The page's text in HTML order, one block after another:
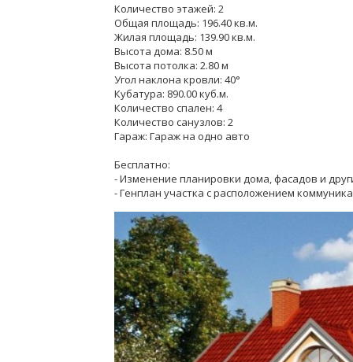
Количество этажей: 2
Общая площадь: 196.40 кв.м.
Жилая площадь: 139.90 кв.м.
Высота дома: 8.50 м
Высота потолка: 2.80 м
Угол наклона кровли: 40°
Кубатура: 890.00 куб.м.
Количество спален: 4
Количество санузлов: 2
Гараж: Гараж на одно авто
Бесплатно:
- Изменение планировки дома, фасадов и
- Генплан участка с расположением